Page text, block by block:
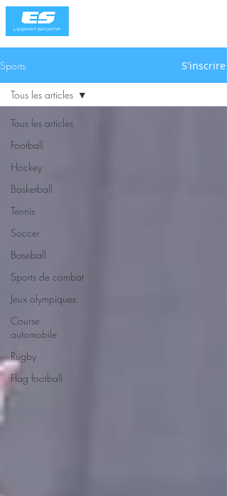
Sports S'inscrire
Tous les articles
Football
Hockey
Basketball
Tennis
Soccer
Baseball
Sports de combat
Jeux olympiques
Course
automobile
Rugby
Flag football
Tous les articles